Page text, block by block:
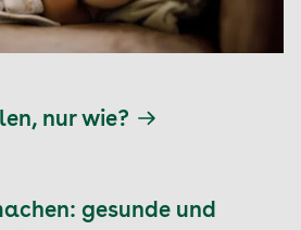
nur wie?
gesunde und